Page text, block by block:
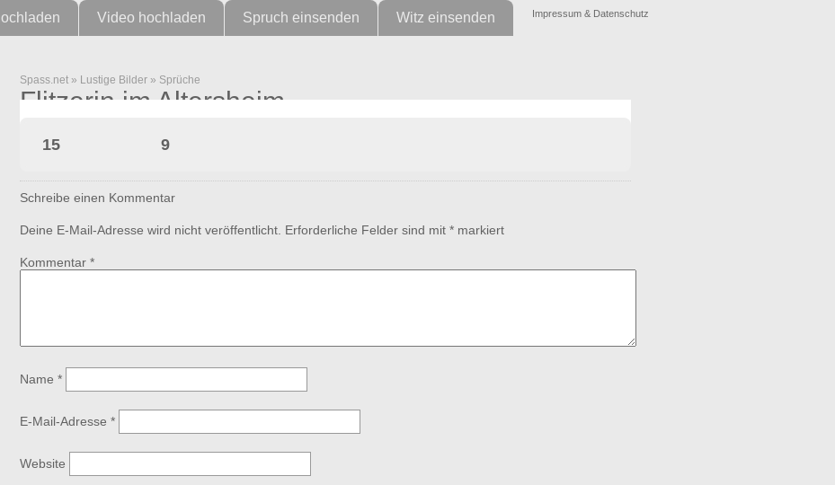
Impressum & Datenschutz
Video hochladen Spruch einsenden Witz einsenden
Spass.net » Lustige Bilder » Sprüche
Flitzerin im Altersheim
15 9
Schreibe einen Kommentar
Deine E-Mail-Adresse wird nicht veröffentlicht. Erforderliche Felder sind mit * markiert
Kommentar *
Name *
E-Mail-Adresse *
Website